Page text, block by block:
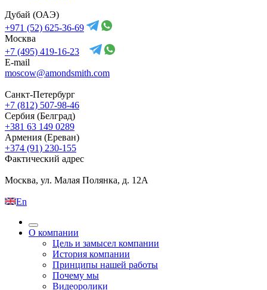
Дубай (ОАЭ)
+971 (52) 625-36-69
Москва
+7 (495) 419-16-23
E-mail
moscow@amondsmith.com
Санкт-Петербург
+7 (812) 507-98-46
Сербия (Белград)
+381 63 149 0289
Армения (Ереван)
+374 (91) 230-155
Фактический адрес
Москва, ул. Малая Полянка, д. 12А
En
О компании
Цель и замысел компании
История компании
Принципы нашей работы
Почему мы
Видеоролики